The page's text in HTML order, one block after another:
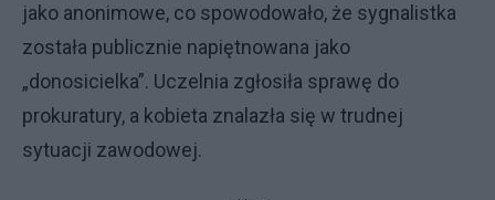
jako anonimowe, co spowodowało, że sygnalistka
została publicznie napiętnowana jako
„donosicielka”. Uczelnia zgłosiła sprawę do
prokuratury, a kobieta znalazła się w trudnej
sytuacji zawodowej.